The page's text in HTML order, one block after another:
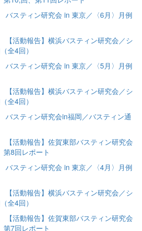
バスティン研究会 in 東京／〈6月〉月例
【活動報告】横浜バスティン研究会／シ
全4回）
バスティン研究会 in 東京／〈5月〉月例
【活動報告】横浜バスティン研究会／シ
全4回）
バスティン研究会in福岡／バスティン通
【活動報告】佐賀東部バスティン研究会
8回レポート
バスティン研究会 in 東京／〈4月〉月例
【活動報告】横浜バスティン研究会／シ
全4回）
【活動報告】佐賀東部バスティン研究会
7回レポート